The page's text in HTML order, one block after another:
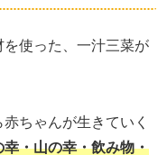
使った、一汁三菜が
ちゃんが生きていく
幸・山の幸・飲み物・